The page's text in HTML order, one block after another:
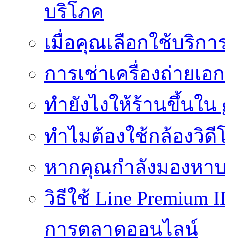
บริโภค
เมื่อคุณเลือกใช้บริกา
การเช่าเครื่องถ่ายเ
ทํายังไงให้ร้านขึ้นใน
ทำไมต้องใช้กล้องวิดี
หากคุณกำลังมองหา
วิธีใช้ Line
การตลาดออนไลน์